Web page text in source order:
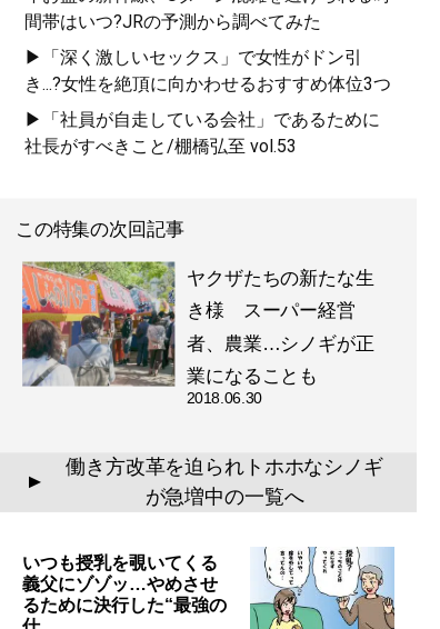
間帯はいつ?JRの予測から調べてみた
▶「深く激しいセックス」で女性がドン引
き...?女性を絶頂に向かわせるおすすめ体位3つ
▶「社員が自走している会社」であるために
社長がすべきこと/棚橋弘至 vol.53
この特集の次回記事
ヤクザたちの新たな生
き様 スーパー経営
者、農業…シノギが正
業になることも
2018.06.30
▲
働き方改革を迫られトホホなシノギ
が急増中の一覧へ
いつも授乳を覗いてくる
義父にゾゾッ…やめさせ
るために決行した“最強の